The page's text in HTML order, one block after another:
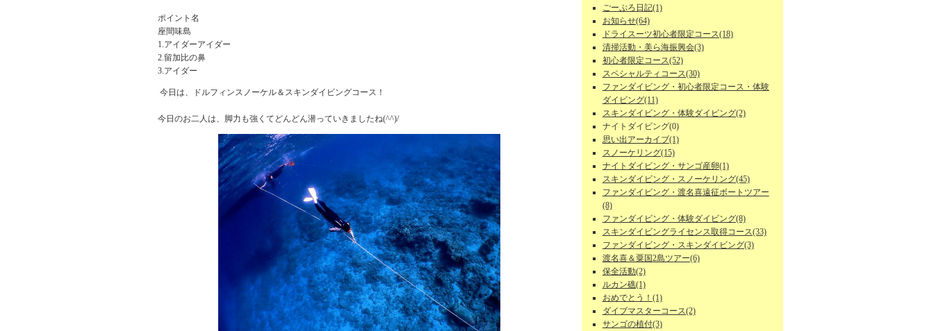
ポイント名
座間味島
1.アイダーアイダー
2.留加比の鼻
3.アイダー
今日は、ドルフィンスノーケル＆スキンダイビングコース！
今日のお二人は、脚力も強くてどんどん潜っていきましたね(^^)/
ごーぷろ日記(1)
お知らせ(64)
ドライスーツ初心者限定コース(18)
清掃活動・美ら海振興会(3)
初心者限定コース(52)
スペシャルティコース(30)
ファンダイビング・初心者限定コース・体験
ダイビング(11)
スキンダイビング・体験ダイビング(2)
ナイトダイビング(0)
思い出アーカイブ(1)
スノーケリング(15)
ナイトダイビング・サンゴ産卵(1)
スキンダイビング・スノーケリング(45)
ファンダイビング・渡名喜遠征ボートツアー
(8)
ファンダイビング・体験ダイビング(8)
スキンダイビングライセンス取得コース(33)
ファンダイビング・スキンダイビング(3)
渡名喜＆粟国2島ツアー(6)
保全活動(2)
ルカン礁(1)
おめでとう！(1)
ダイブマスターコース(2)
サンゴの植付(3)